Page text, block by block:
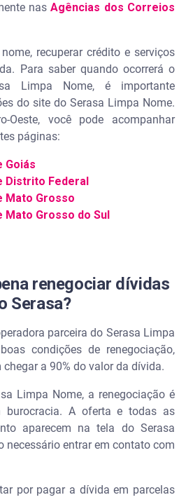
nasAgências dos Correios
recuperar crédito e serviços
Para saber quando ocorrerá o
Limpa Nome, é importante
do site do Serasa Limpa Nome.
Oeste, você pode acompanhar
páginas:
Goiás
Distrito Federal
Mato Grosso
Mato Grosso do Sul
renegociar dívidas
Serasa?
parceira do Serasa Limpa
condições de renegociação,
a 90% do valor da dívida.
Limpa Nome, a renegociação é
burocracia. A oferta e todas as
aparecem na tela do Serasa
necessário entrar em contato com
por pagar a dívida em parcelas